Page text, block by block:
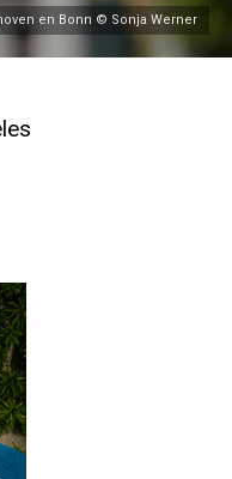
en Bonn © Sonja Werner